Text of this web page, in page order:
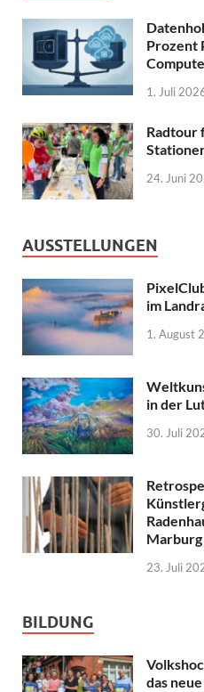
Prozent
1. Juli
Radtour
24. Juni
AUSSTELLUNGEN
im
1. August
in der
30. Juli
Marburg
23. Juli
BILDUNG
das